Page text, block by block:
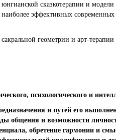
сказкотерапии и
наиболее эффективных
геометрии и арт-терапии
психологического и
и путей его
общения и возможности
обретение гармонии и